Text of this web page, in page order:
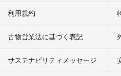
利用規約
古物営業法に基づく表記
サステナビリティメッセージ